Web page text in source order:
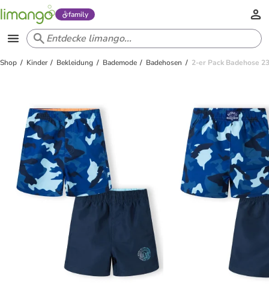
family
Shop Kinder Bekleidung Bademode Badehosen 2-er Pack Badehose